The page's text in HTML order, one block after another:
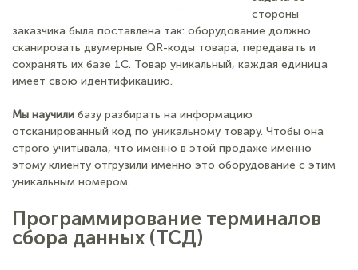
стороны
заказчика была поставлена так: оборудование должно
сканировать двумерные QR-коды товара, передавать и
сохранять их базе 1С. Товар уникальный, каждая единица
имеет свою идентификацию.
Мы научили базу разбирать на информацию
отсканированный код по уникальному товару. Чтобы она
строго учитывала, что именно в этой продаже именно
этому клиенту отгрузили именно это оборудование с этим
уникальным номером.
Программирование терминалов
сбора данных (ТСД)